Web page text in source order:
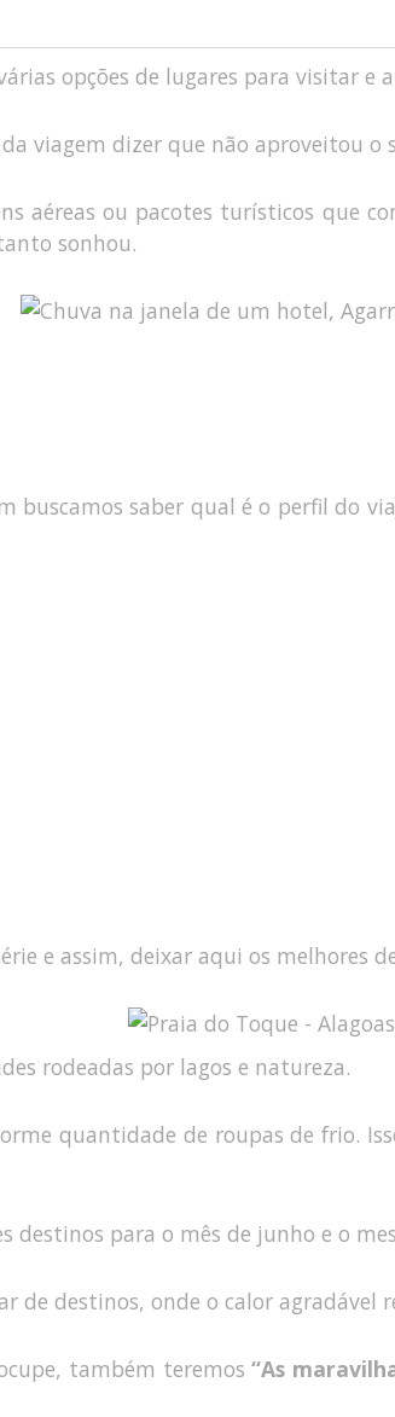
opções de lugares para visitar e
viagem dizer que não aproveitou o
aéreas ou pacotes turísticos que
sonhou.
buscamos saber qual é o perfil do
e assim, deixar aqui os melhores
rodeadas por lagos e natureza.
quantidade de roupas de frio.
destinos para o mês de junho e o
de destinos, onde o calor agradável
também teremos“As